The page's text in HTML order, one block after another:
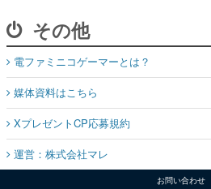
その他
電ファミニコゲーマーとは？
媒体資料はこちら
XプレゼントCP応募規約
運営：株式会社マレ
お問い合わせ